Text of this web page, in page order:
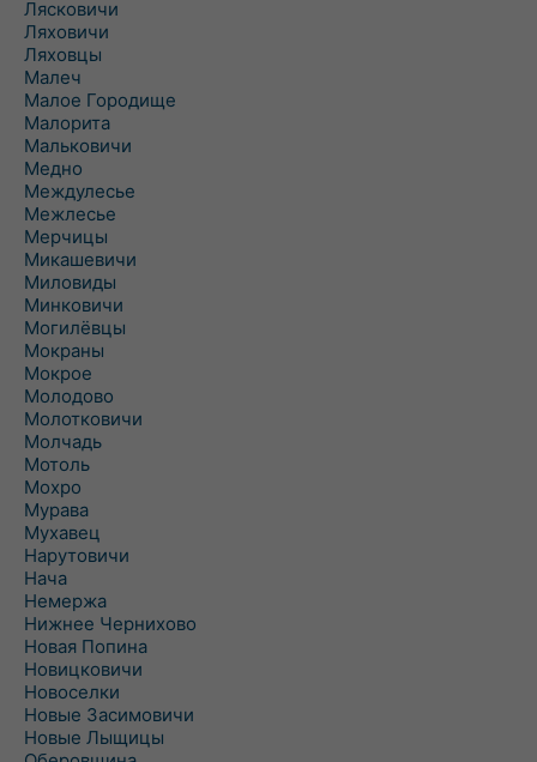
Лясковичи
Ляховичи
Ляховцы
Малеч
Малое Городище
Малорита
Мальковичи
Медно
Междулесье
Межлесье
Мерчицы
Микашевичи
Миловиды
Минковичи
Могилёвцы
Мокраны
Мокрое
Молодово
Молотковичи
Молчадь
Мотоль
Мохро
Мурава
Мухавец
Нарутовичи
Нача
Немержа
Нижнее Чернихово
Новая Попина
Новицковичи
Новоселки
Новые Засимовичи
Новые Лыщицы